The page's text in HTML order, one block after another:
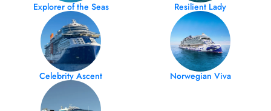
Explorer of the Seas Resilient Lady
Celebrity Ascent Norwegian Viva